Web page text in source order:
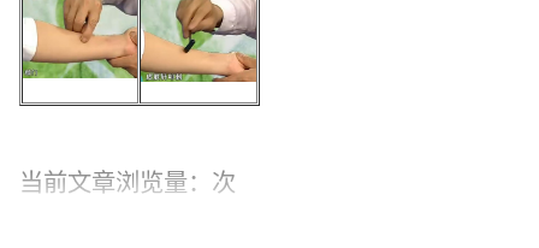
当前文章浏览量： 次